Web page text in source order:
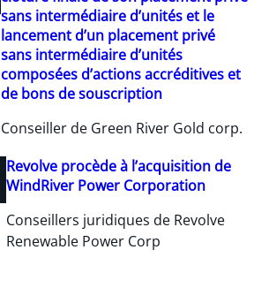
sans intermédiaire d’unités et le
lancement d’un placement privé
sans intermédiaire d’unités
composées d’actions accréditives et
de bons de souscription
Conseiller de Green River Gold corp.
Revolve procède à l’acquisition de
WindRiver Power Corporation
Conseillers juridiques de Revolve
Renewable Power Corp